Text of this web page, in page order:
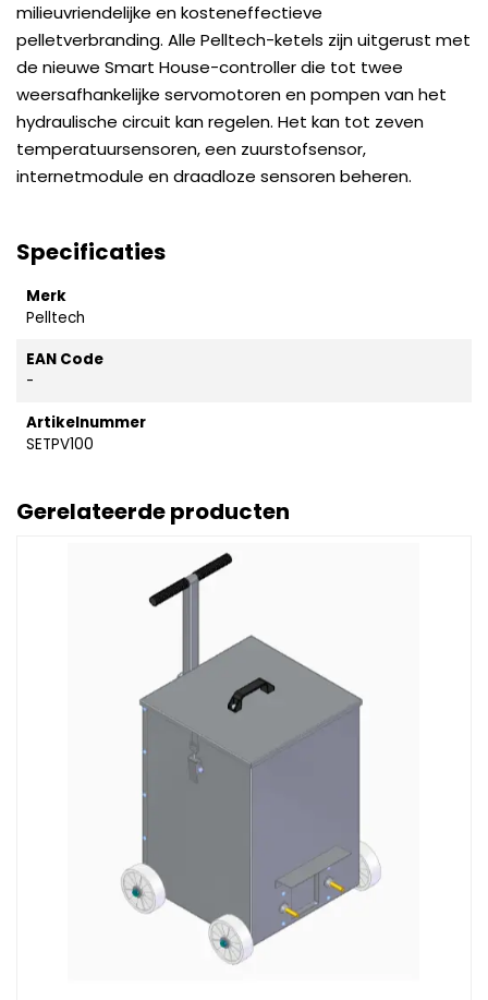
milieuvriendelijke en kosteneffectieve
pelletverbranding. Alle Pelltech-ketels zijn uitgerust met
de nieuwe Smart House-controller die tot twee
weersafhankelijke servomotoren en pompen van het
hydraulische circuit kan regelen. Het kan tot zeven
temperatuursensoren, een zuurstofsensor,
internetmodule en draadloze sensoren beheren.
Specificaties
Merk
Pelltech
EAN Code
-
Artikelnummer
SETPV100
Gerelateerde producten